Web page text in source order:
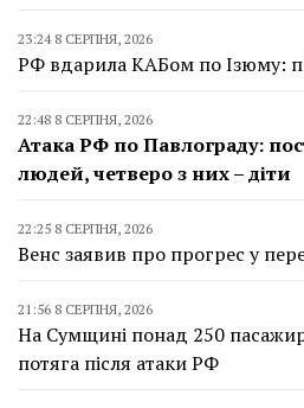
23:24 8 СЕРПНЯ, 2026
РФ вдарила КАБом по Ізюму:
22:48 8 СЕРПНЯ, 2026
Атака РФ по Павлограду:
людей, четверо з них – діти
22:25 8 СЕРПНЯ, 2026
Венс заявив про прогрес у
21:56 8 СЕРПНЯ, 2026
На Сумщині понад 250
потяга після атаки РФ